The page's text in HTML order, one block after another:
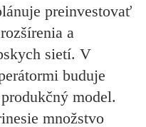
preinvestovať
a
sietí. V
buduje
model.
množstvo